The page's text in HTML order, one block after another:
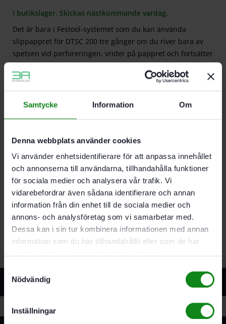
Samtycke Information Om
Denna webbplats använder cookies
Vi använder enhetsidentifierare för att anpassa innehållet
och annonserna till användarna, tillhandahålla funktioner
för sociala medier och analysera vår trafik. Vi
vidarebefordrar även sådana identifierare och annan
information från din enhet till de sociala medier och
annons- och analysföretag som vi samarbetar med.
Dessa kan i sin tur kombinera informationen med annan
information som du har tillhandahållit eller som de har
Samtyckesval
Nödvändig
Inställningar
I butikslager. Skickas nästkommande vardag.
Det är bara i Festool-systemet som du kan använda
slippappret för DTSC 200 tre gånger om du river bara av
spetsen vid perforeringen, vrider på pappret och fortsätter
jobba.
Delta 200 P150
GR/50 st
Recensioner (0)
Det finns inga recensioner än.
Bli först med att recensera ”Festool Slippapper Delta
200 P150 GR/50”
Du måste varainloggadför att skriva en recension.